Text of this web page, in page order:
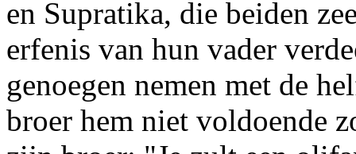
en Supratika, die beiden
erfenis van hun vader
genoegen nemen met de
broer hem niet voldoende